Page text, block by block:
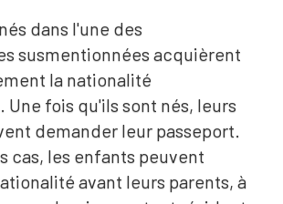
dans l'une des
susmentionnées acquièrent
la nationalité
Une fois qu'ils sont nés, leurs
demander leur passeport.
cas, les enfants peuvent
avant leurs parents, à